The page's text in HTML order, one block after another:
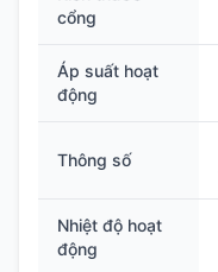
cổng
Áp suất hoạt
động
Thông số
Nhiệt độ hoạt
động